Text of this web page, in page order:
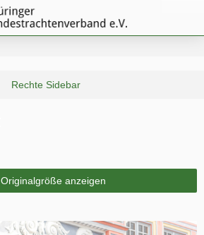
Originalgröße anzeigen